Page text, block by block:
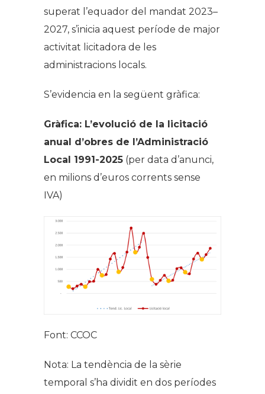
superat l’equador del mandat 2023–
2027, s’inicia aquest període de major
activitat licitadora de les
administracions locals.
S’evidencia en la següent gràfica:
Gràfica: L’evolució de la licitació
anual d’obres de l’Administració
Local 1991-2025 (per data d’anunci,
en milions d’euros corrents sense
IVA)
Font: CCOC
Nota: La tendència de la sèrie
temporal s’ha dividit en dos períodes